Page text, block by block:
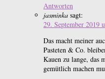
Antworten
jasminka sagt:
29. September 2019
Das macht meiner
Pasteten & Co.
Kauen zu lange, das
gemütlich machen